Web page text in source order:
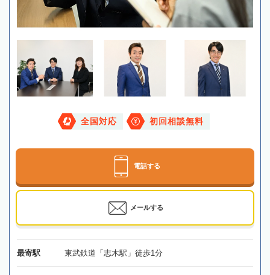
全国対応 初回相談無料
電話する
メールする
最寄駅 東武鉄道「志木駅」徒歩1分